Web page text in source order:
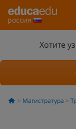
россия
Хотите
Магистратура